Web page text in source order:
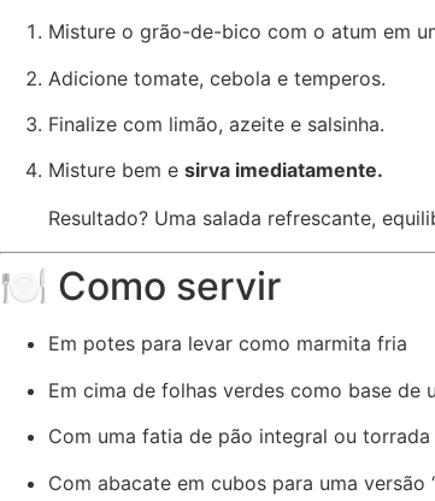
Misture o grão-de-bico com o atum em
Adicione tomate, cebola e temperos.
Finalize com limão, azeite e salsinha.
Misture bem e sirva imediatamente.
Resultado? Uma salada refrescante,
🍽️ Como servir
Em potes para levar como marmita fria
Em cima de folhas verdes como base de
Com uma fatia de pão integral ou torrada
Com abacate em cubos para uma versão